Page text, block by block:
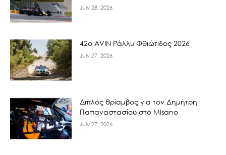
July 28, 2026
42ο AVIN Ράλλυ Φθιώτιδος 2026
July 27, 2026
Διπλός θρίαμβος για τον Δημήτρη
Παπαναστασίου στο Misano
July 27, 2026